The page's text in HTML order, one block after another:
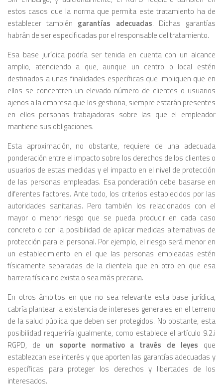
estos casos que la norma que permita este tratamiento ha de
establecer también garantías adecuadas. Dichas garantías
habrán de ser especificadas por el responsable del tratamiento.
Esa base jurídica podría ser tenida en cuenta con un alcance
amplio, atendiendo a que, aunque un centro o local estén
destinados a unas finalidades específicas que impliquen que en
ellos se concentren un elevado número de clientes o usuarios
ajenos a la empresa que los gestiona, siempre estarán presentes
en ellos personas trabajadoras sobre las que el empleador
mantiene sus obligaciones.
Esta aproximación, no obstante, requiere de una adecuada
ponderación entre el impacto sobre los derechos de los clientes o
usuarios de estas medidas y el impacto en el nivel de protección
de las personas empleadas. Esa ponderación debe basarse en
diferentes factores. Ante todo, los criterios establecidos por las
autoridades sanitarias. Pero también los relacionados con el
mayor o menor riesgo que se pueda producir en cada caso
concreto o con la posibilidad de aplicar medidas alternativas de
protección para el personal. Por ejemplo, el riesgo será menor en
un establecimiento en el que las personas empleadas estén
físicamente separadas de la clientela que en otro en que esa
barrera física no exista o sea más precaria.
En otros ámbitos en que no sea relevante esta base jurídica,
cabría plantear la existencia de intereses generales en el terreno
de la salud pública que deben ser protegidos. No obstante, esta
posibilidad requeriría igualmente, como establece el artículo 9.2.i
RGPD, de un soporte normativo a través de leyes que
establezcan ese interés y que aporten las garantías adecuadas y
específicas para proteger los derechos y libertades de los
interesados.